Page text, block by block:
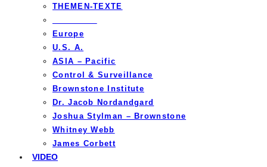
THEMEN-TEXTE
Europe
U.S. A.
ASIA – Pacific
Control & Surveillance
Brownstone Institute
Dr. Jacob Nordandgard
Joshua Stylman – Brownstone
Whitney Webb
James Corbett
VIDEO